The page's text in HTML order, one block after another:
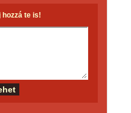
hozzá te is!